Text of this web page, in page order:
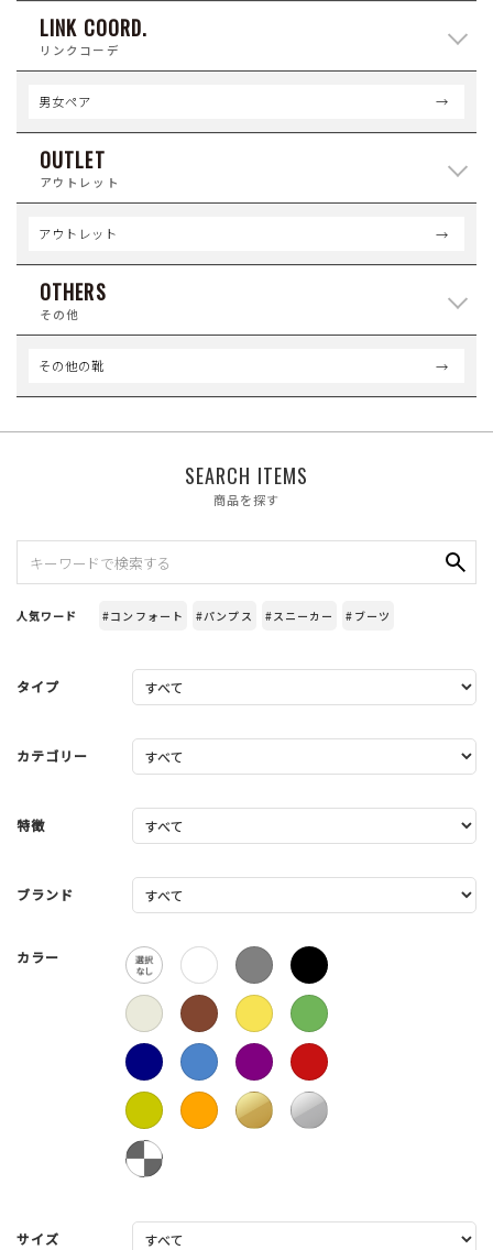
LINK COORD.
リンクコーデ
男女ペア
OUTLET
アウトレット
アウトレット
OTHERS
その他
その他の靴
SEARCH ITEMS
商品を探す
人気ワード #コンフォート #パンプス #スニーカー #ブーツ
タイプ
カテゴリー
特徴
ブランド
カラー
サイズ